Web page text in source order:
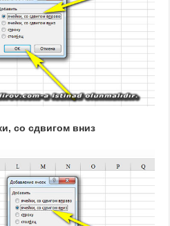
, со сдвигом вниз